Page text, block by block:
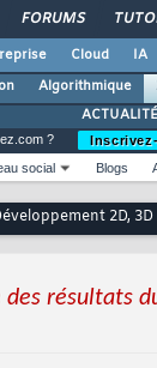
FORUMS
Cloud IA
Algorithmique
?
social Blogs
2D,
des résultats